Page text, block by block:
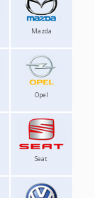
Mazda
Opel
Seat